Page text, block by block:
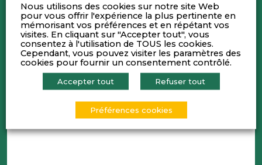
Baudoin de FROMONT
Référent communication - 06 99 42 68 51
baudoin.defromont@cra-asso.org
Henry GORMAND
Responsable formation - 06 07 66 09 99
Nous utilisons des cookies sur notre site Web
pour vous offrir l'expérience la plus pertinente en
mémorisant vos préférences et en répétant vos
visites. En cliquant sur "Accepter tout", vous
consentez à l'utilisation de TOUS les cookies.
Cependant, vous pouvez visiter les paramètres des
cookies pour fournir un consentement contrôlé.
Accepter tout Refuser tout
Préférences cookies